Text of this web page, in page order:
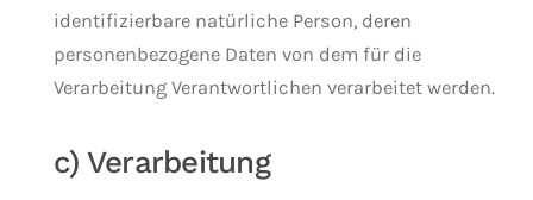
identifizierbare natürliche Person, deren
personenbezogene Daten von dem für die
Verarbeitung Verantwortlichen verarbeitet werden.
c) Verarbeitung